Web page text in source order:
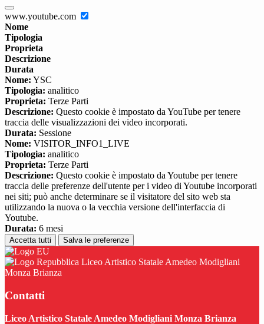
www.youtube.com
Nome
Tipologia
Proprieta
Descrizione
Durata
Nome: YSC
Tipologia: analitico
Proprieta: Terze Parti
Descrizione: Questo cookie è impostato da YouTube per tenere
traccia delle visualizzazioni dei video incorporati.
Durata: Sessione
Nome: VISITOR_INFO1_LIVE
Tipologia: analitico
Proprieta: Terze Parti
Descrizione: Questo cookie è impostato da Youtube per tenere
traccia delle preferenze dell'utente per i video di Youtube incorporati
nei siti; può anche determinare se il visitatore del sito web sta
utilizzando la nuova o la vecchia versione dell'interfaccia di
Youtube.
Durata: 6 mesi
Accetta tutti Salva le preferenze
Liceo Artistico Statale Amedeo Modigliani
Monza Brianza
Contatti
Liceo Artistico Statale Amedeo Modigliani Monza Brianza